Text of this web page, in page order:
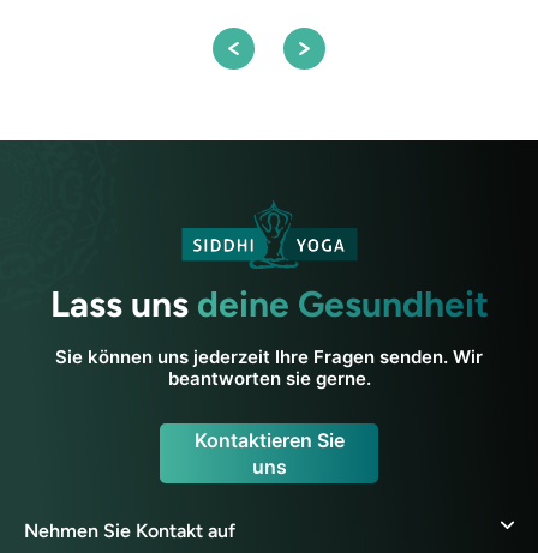
Lass uns deine Gesundheit
Sie können uns jederzeit Ihre Fragen senden. Wir
beantworten sie gerne.
Kontaktieren Sie
uns
Nehmen Sie Kontakt auf